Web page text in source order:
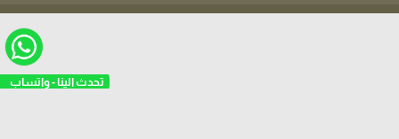
تحدث الينا - واتساب